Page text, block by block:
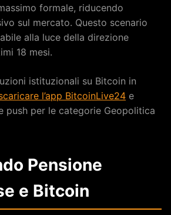
formale, riducendo
sul mercato. Questo scenario
alla luce della direzione
18 mesi.
istituzionali su Bitcoin in
l’app BitcoinLive24 e
push per le categorie Geopolitica
Pensione
e Bitcoin